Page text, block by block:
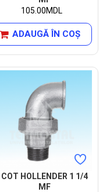
105.00MDL
ADAUGĂ ÎN COŞ
COT HOLLENDER 1 1/4
MF